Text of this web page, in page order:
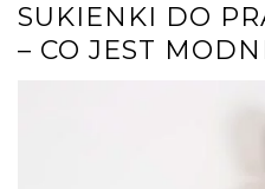
SUKIENKI DO
– CO JEST